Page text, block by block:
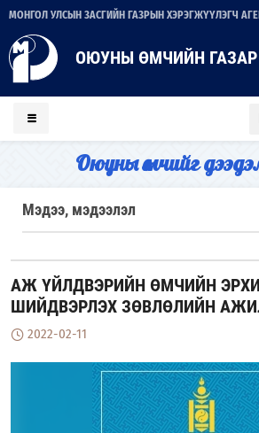
МОНГОЛ УЛСЫН ЗАСГИЙН ГАЗРЫН ХЭРЭГЖҮҮЛЭГЧ
ОЮУНЫ ӨМЧИЙН ГАЗАР
Оюуны өмчийг
Мэдээ, мэдээлэл
АЖ ҮЙЛДВЭРИЙН ӨМЧИЙН
ШИЙДВЭРЛЭХ ЗӨВЛӨЛИЙН
2022-02-11